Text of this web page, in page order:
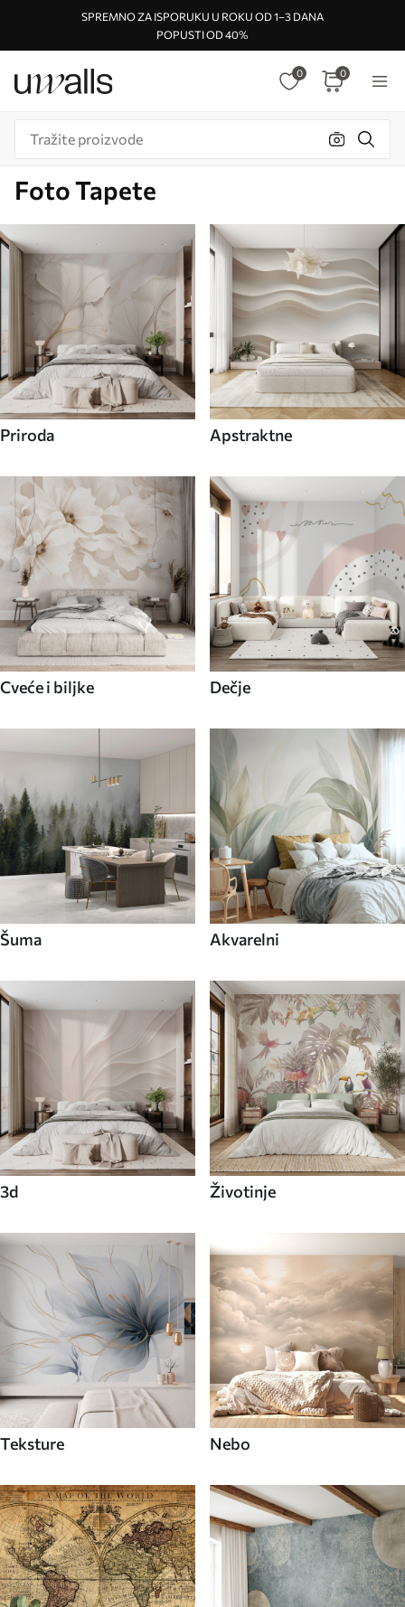
SPREMNO ZA ISPORUKU U ROKU OD 1–3 DANA
POPUSTI OD 40%
0 0
Foto Tapete
Priroda Apstraktne
Cveće i biljke Dečje
Šuma Akvarelni
3d Životinje
Teksture Nebo